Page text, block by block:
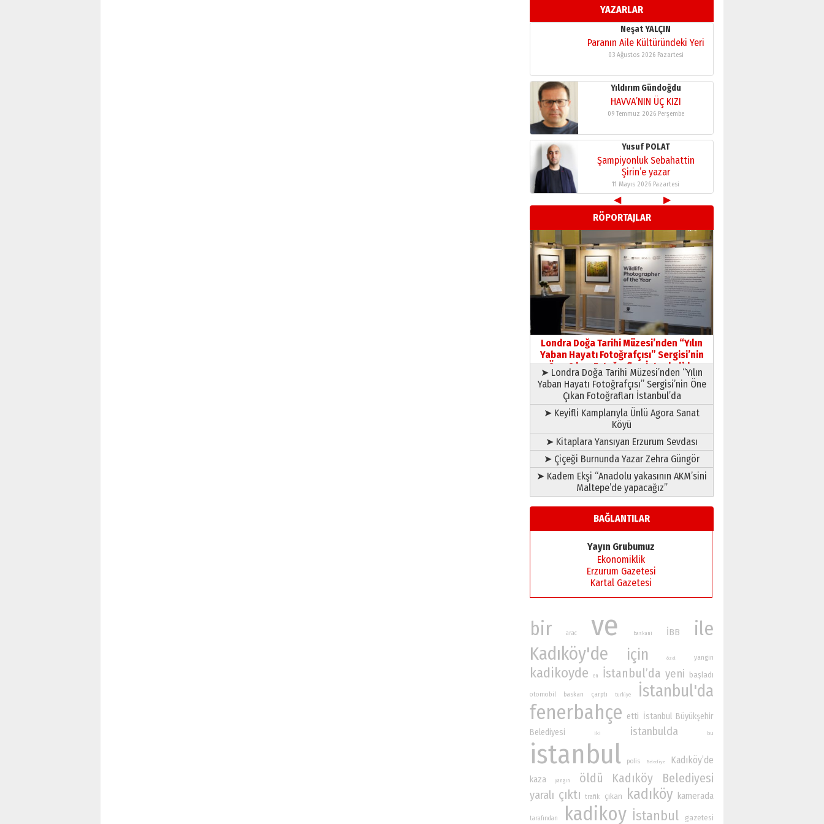
YAZARLAR
Yıldırım Gündoğdu
HAVVA’NIN ÜÇ KIZI
09 Temmuz 2026 Perşembe
Şampiyonluk Sebahattin
Şirin’e yazar
11 Mayıs 2026 Pazartesi
Paranın Aile Kültüründeki Yeri
Yıldırım Gündoğdu
HAVVA’NIN ÜÇ KIZI
Yusuf POLAT
Şampiyonluk Sebahattin
Şirin’e yazar
11 Mayıs 2026 Pazartesi
◀
▶
RÖPORTAJLAR
Londra Doğa Tarihi Müzesi’nden “Yılın
Yaban Hayatı Fotoğrafçısı” Sergisi’nin
Öne Çıkan Fotoğrafları İstanbul’da
➤ Londra Doğa Tarihi Müzesi’nden “Yılın
Yaban Hayatı Fotoğrafçısı” Sergisi’nin Öne
Çıkan Fotoğrafları İstanbul’da
➤ Keyifli Kamplarıyla Ünlü Agora Sanat
Köyü
➤ Kitaplara Yansıyan Erzurum Sevdası
➤ Çiçeği Burnunda Yazar Zehra Güngör
➤ Kadem Ekşi “Anadolu yakasının AKM’sini
Maltepe’de yapacağız”
BAĞLANTILAR
Yayın Grubumuz
Ekonomiklik
Erzurum Gazetesi
Kartal Gazetesi
bir arac ve baskani İBB ile
Kadıköy'de için özel yangin
kadikoyde en İstanbul’da yeni başladı
otomobil baskan çarptı turkiye İstanbul'da
fenerbahçe etti İstanbul Büyükşehir
Belediyesi
iki istanbulda bu
istanbul polis Belediye Kadıköy’de
kaza yangın öldü Kadıköy Belediyesi
yaralı çıktı trafik çıkan kadıköy kamerada
tarafından kadikoy İstanbul gazetesi